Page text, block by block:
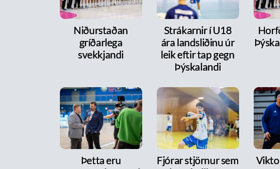
Niðurstaðan
gríðarlega
svekkjandi
Strákarnir í U18
ára landsliðinu úr
leik eftir tap gegn
Þýskalandi
Þetta eru
Fjórar stjörnur sem